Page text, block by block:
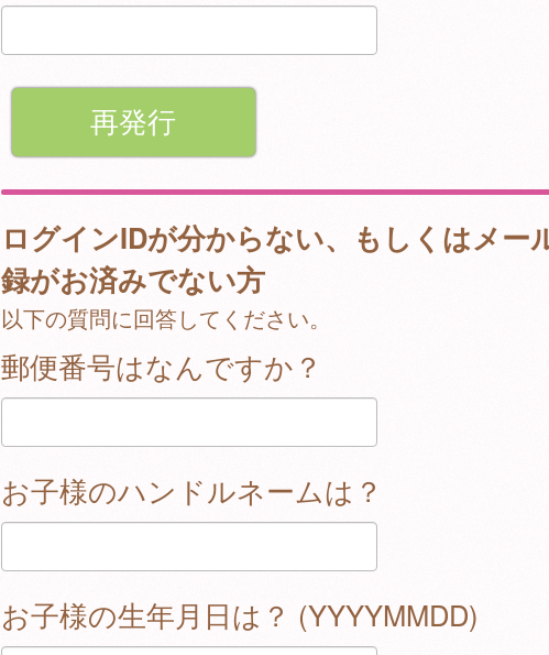
ログインIDが分からない、もしくはメー
録がお済みでない方
以下の質問に回答してください。
郵便番号はなんですか？
お子様のハンドルネームは？
お子様の生年月日は？ (YYYYMMDD)